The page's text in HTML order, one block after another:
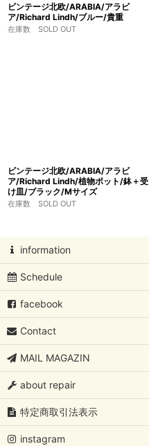
ビンテージ北欧/ARABIA/アラビ
ア/Richard Lindh/ブルー/貴重
在庫数 SOLD OUT
ビンテージ北欧/ARABIA/アラビ
ア/Richard Lindh/植物ポット/鉢＋受
け皿/ブラック/Mサイズ
在庫数 SOLD OUT
information
Schedule
facebook
Contact
MAIL MAGAZIN
about repair
特定商取引法表示
instagram